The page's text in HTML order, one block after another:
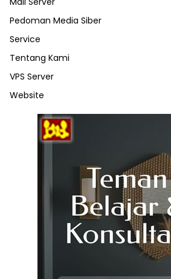
Pedoman Media Siber
Service
Tentang Kami
VPS Server
Website